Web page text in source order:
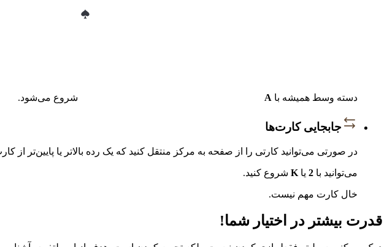
دسته وسط همیشه با A شروع می‌شود.
جابجایی کارت‌ها
در صورتی می‌توانید کارتی را از صفحه به مرکز منتقل کنید که یک رده بالاتر یا پایین‌تر از
می‌توانید با 2 یا K شروع کنید.
خال کارت مهم نیست.
قدرت بیشتر در اختیار شما!